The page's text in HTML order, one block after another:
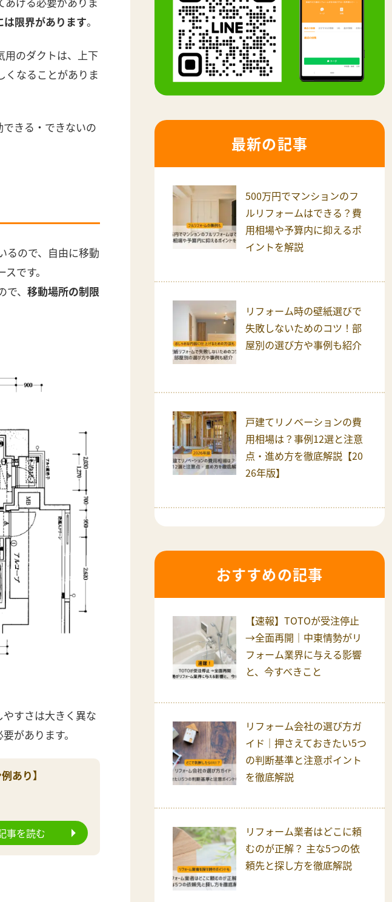
限界があります。
用のダクトは、上下
くなることがありま
きる・できないの
るので、自由に移動
です。
、 移動場所の制限
すさは大きく異な
があります。
あり】
事を読む
最新の記事
500万円でマンションのフ
ルリフォームはできる？費
用相場や予算内に抑えるポ
イントを解説
リフォーム時の壁紙選びで
失敗しないためのコツ！部
屋別の選び方や事例も紹介
戸建てリノベーションの費
用相場は？事例12選と注意
点・進め方を徹底解説【20
26年版】
おすすめの記事
【速報】TOTOが受注停止
→全面再開｜中東情勢がリ
フォーム業界に与える影響
と、今すべきこと
リフォーム会社の選び方ガ
イド｜押さえておきたい5つ
の判断基準と注意ポイント
を徹底解説
リフォーム業者はどこに頼
むのが正解？ 主な5つの依
頼先と探し方を徹底解説